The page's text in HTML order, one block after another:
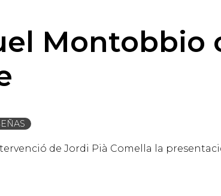
Montobbio
de Jordi Pià Comella la